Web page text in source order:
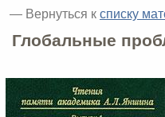
— Вернуться к списку
Глобальные